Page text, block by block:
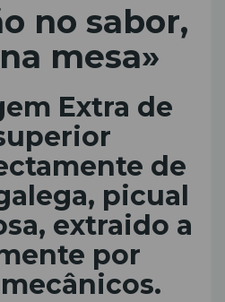
no sabor,
mesa»
Extra de
de
picual
extraido a
por